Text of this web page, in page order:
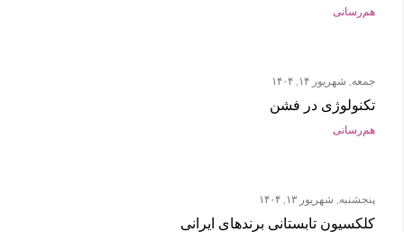
هم‌رسانی
جمعه, شهریور ۱۴, ۱۴۰۴
تکنولوژی در فشن
هم‌رسانی
پنجشنبه, شهریور ۱۳, ۱۴۰۴
کلکسیون تابستانی برندهای ایرانی